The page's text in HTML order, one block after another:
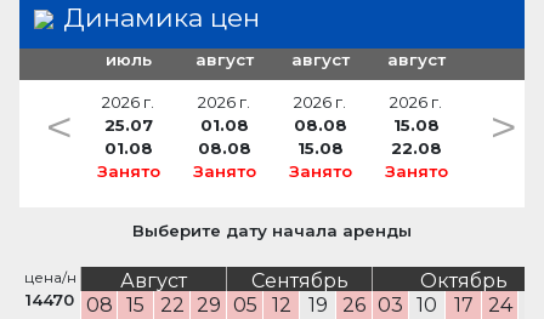
USB sockets
нагреватель воды
Динамика цен
июль
2026 г.
25.07
01.08
Занято
август
2026 г.
01.08
08.08
Занято
август
2026 г.
08.08
15.08
Занято
август
2026 г.
15.08
22.08
Занято
< >
Выберите дату начала аренды
цена/н
14470
Август Сентябрь
Октябрь
08
15 22 29 05 12 19 26 03 10 17 24